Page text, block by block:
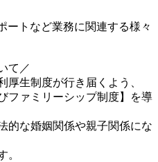
ートなど業務に関連する様々
て／
厚生制度が行き届くよう、
ファミリーシップ制度】を導
的な婚姻関係や親子関係にな
。